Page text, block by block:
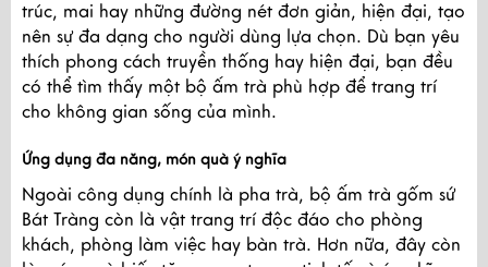
trúc, mai hay những đường nét đơn giản, hiện đại, tạo
nên sự đa dạng cho người dùng lựa chọn. Dù bạn yêu
thích phong cách truyền thống hay hiện đại, bạn đều
có thể tìm thấy một bộ ấm trà phù hợp để trang trí
cho không gian sống của mình.
Ứng dụng đa năng, món quà ý nghĩa
Ngoài công dụng chính là pha trà, bộ ấm trà gốm sứ
Bát Tràng còn là vật trang trí độc đáo cho phòng
khách, phòng làm việc hay bàn trà. Hơn nữa, đây còn